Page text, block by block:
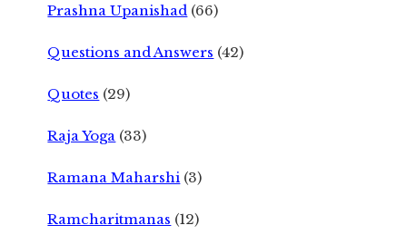
Prashna Upanishad (66)
Questions and Answers (42)
Quotes (29)
Raja Yoga (33)
Ramana Maharshi (3)
Ramcharitmanas (12)